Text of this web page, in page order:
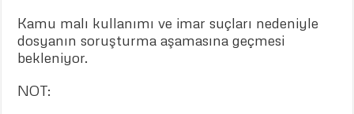
Kamu malı kullanımı ve imar suçları nedeniyle
dosyanın soruşturma aşamasına geçmesi
bekleniyor.
NOT: